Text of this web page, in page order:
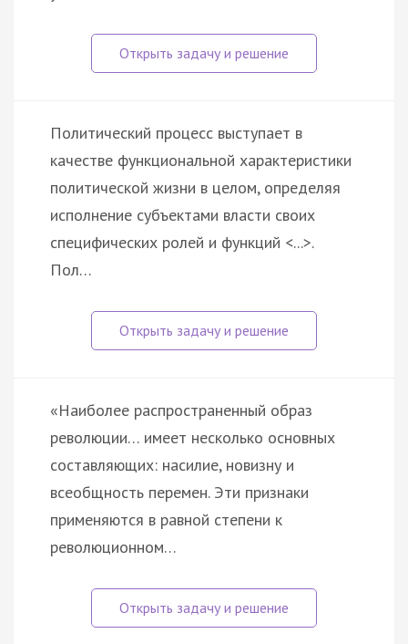
Политический процесс выступает в
качестве функциональной характеристики
политической жизни в целом, определяя
исполнение субъектами власти своих
специфических ролей и функций <...>.
Пол…
«Наиболее распространенный образ
революции… имеет несколько основных
составляющих: насилие, новизну и
всеобщность перемен. Эти признаки
применяются в равной степени к
революционном…